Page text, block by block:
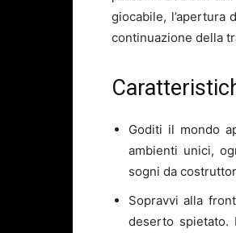
giocabile, l’apertura
continuazione della
Goditi il mondo
ambienti unici,
sogni da
Sopravvi alla
deserto spietato.